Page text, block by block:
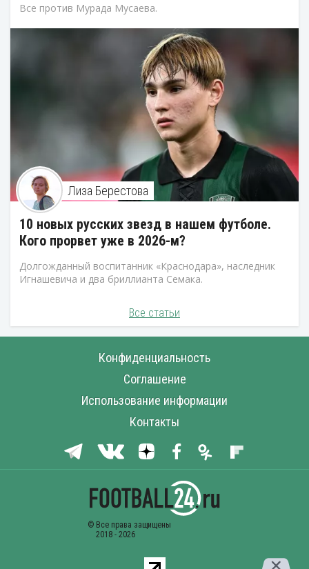
Все против Мурада Мусаева.
Лиза Берестова
10 новых русских звезд в нашем футболе.
Кого прорвет уже в 2026-м?
Долгожданный воспитанник «Краснодара», наследник
Игнашевича и два бриллианта Семака.
Все статьи
Конфиденциальность
Соглашение
Использование информации
Контакты